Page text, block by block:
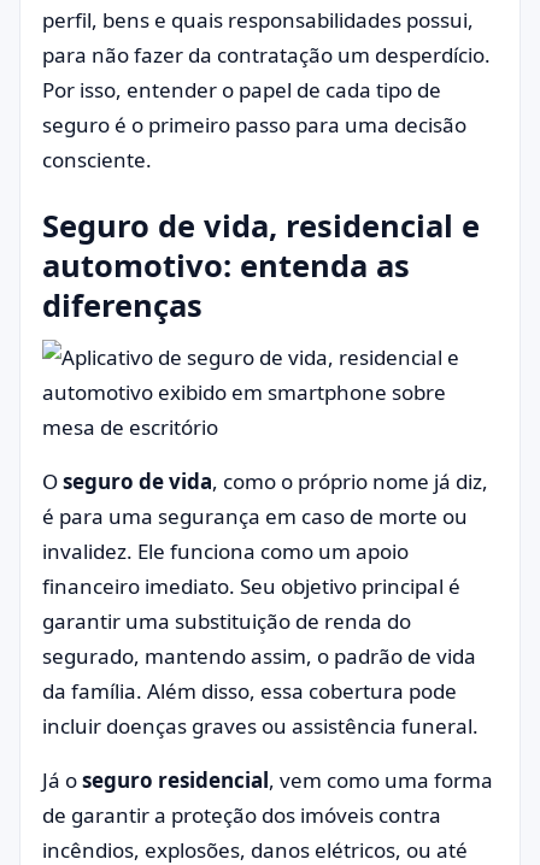
perfil, bens e quais responsabilidades possui,
para não fazer da contratação um desperdício.
Por isso, entender o papel de cada tipo de
seguro é o primeiro passo para uma decisão
consciente.
Seguro de vida, residencial e
automotivo: entenda as
diferenças
Oseguro de vida, como o próprio nome já diz,
é para uma segurança em caso de morte ou
invalidez. Ele funciona como um apoio
financeiro imediato. Seu objetivo principal é
garantir uma substituição de renda do
segurado, mantendo assim, o padrão de vida
da família. Além disso, essa cobertura pode
incluir doenças graves ou assistência funeral.
Já oseguro residencial, vem como uma forma
de garantir a proteção dos imóveis contra
incêndios, explosões, danos elétricos, ou até